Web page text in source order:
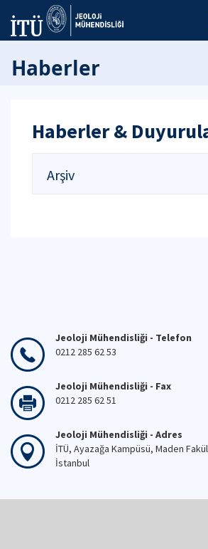
Haberler
Haberler &
Arşiv
Jeoloji Mühendisliği - Telefon
0212 285 62 53
Jeoloji Mühendisliği - Fax
0212 285 62 51
Jeoloji Mühendisliği - Adres
İTÜ, Ayazağa Kampüsü, Maden
İstanbul